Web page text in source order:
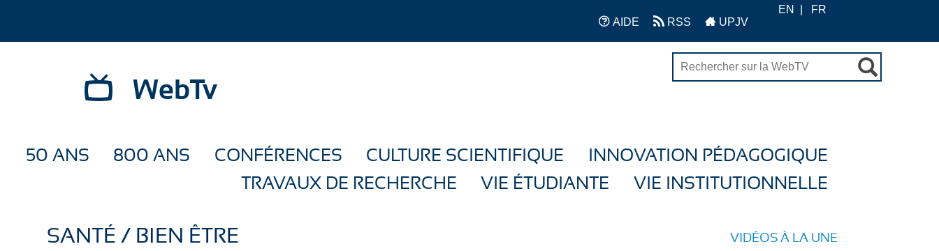
AIDE RSS UPJV
EN FR
WebTv
50 ANS 800 ANS CONFÉRENCES CULTURE SCIENTIFIQUE
INNOVATION PÉDAGOGIQUE
TRAVAUX DE RECHERCHE
VIE ÉTUDIANTE VIE INSTITUTIONNELLE
SANTÉ / BIEN ÊTRE VIDÉOS À LA UNE